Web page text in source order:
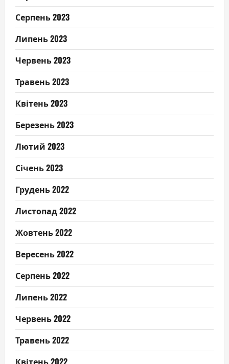
Серпень 2023
Липень 2023
Червень 2023
Травень 2023
Квітень 2023
Березень 2023
Лютий 2023
Січень 2023
Грудень 2022
Листопад 2022
Жовтень 2022
Вересень 2022
Серпень 2022
Липень 2022
Червень 2022
Травень 2022